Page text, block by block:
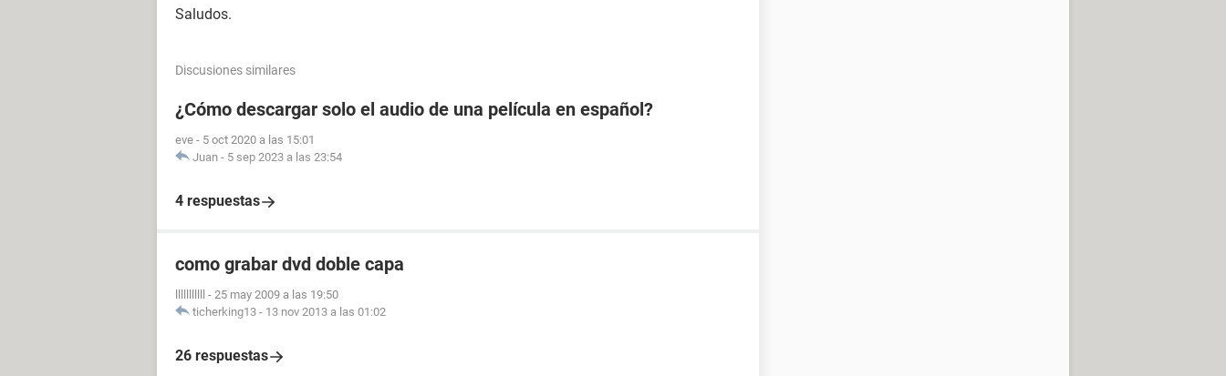
Saludos.
Discusiones similares
¿Cómo descargar solo el audio de una película en español?
eve - 5 oct 2020 a las 15:01
Juan - 5 sep 2023 a las 23:54
4 respuestas
como grabar dvd doble capa
- 25 may 2009 a las 19:50
ticherking13 - 13 nov 2013 a las 01:02
26 respuestas